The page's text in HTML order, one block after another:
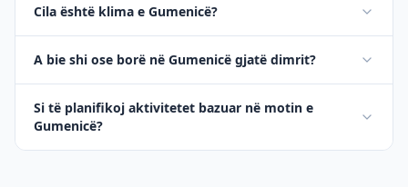
Cila është klima e Gumenicë?
A bie shi ose borë në Gumenicë gjatë dimrit?
Si të planifikoj aktivitetet bazuar në motin e
Gumenicë?